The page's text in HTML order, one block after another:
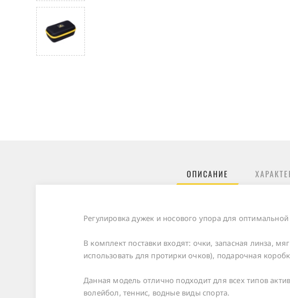
ОПИСАНИЕ
Регулировка дужек и носового упора для
В комплект поставки входят: очки, запасная линза,
использовать для протирки очков), подарочная
Данная модель отлично подходит для всех типов
волейбол, теннис, водные виды спорта.